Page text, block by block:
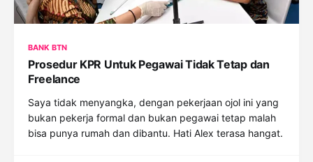
BANK BTN
Prosedur KPR Untuk Pegawai Tidak Tetap dan
Freelance
Saya tidak menyangka, dengan pekerjaan ojol ini yang
bukan pekerja formal dan bukan pegawai tetap malah
bisa punya rumah dan dibantu. Hati Alex terasa hangat.